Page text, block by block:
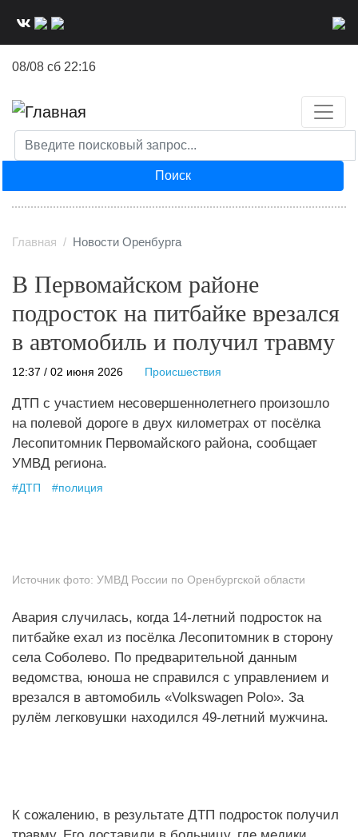
08/08 сб 22:16
Поиск
Главная Новости Оренбурга
В Первомайском районе
подросток на питбайке врезался
в автомобиль и получил травму
12:37 / 02 июня 2026 Происшествия
ДТП с участием несовершеннолетнего произошло
на полевой дороге в двух километрах от посёлка
Лесопитомник Первомайского района, сообщает
УМВД региона.
#ДТП #полиция
Источник фото: УМВД России по Оренбургской области
Авария случилась, когда 14‑летний подросток на
питбайке ехал из посёлка Лесопитомник в сторону
села Соболево. По предварительной данным
ведомства, юноша не справился с управлением и
врезался в автомобиль «Volkswagen Polo». За
рулём легковушки находился 49‑летний мужчина.
К сожалению, в результате ДТП подросток получил